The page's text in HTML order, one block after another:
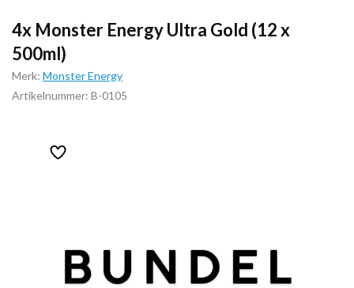
4x Monster Energy Ultra Gold (12 x
500ml)
Merk: Monster Energy
Artikelnummer: B-0105